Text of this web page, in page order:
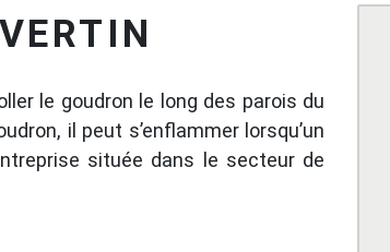
le goudron le long des parois du
il peut s’enflammer lorsqu’un
située dans le secteur de